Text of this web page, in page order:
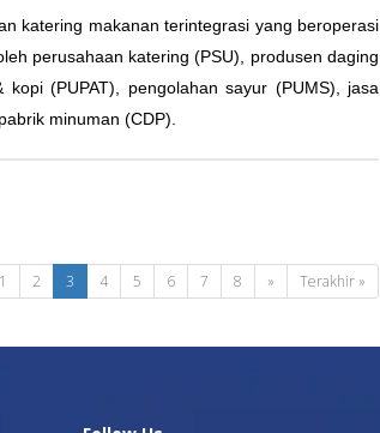
katering makanan terintegrasi yang beroperasi
perusahaan katering (PSU), produsen daging
(PUPAT), pengolahan sayur (PUMS), jasa
minuman (CDP).
1 2 3 4 5 6 7 8 » Terakhir »